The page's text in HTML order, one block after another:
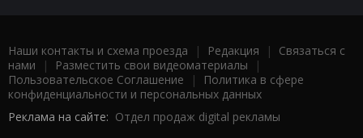
Наши контакты и схема проезда | Редакция | Связаться с
нами | Разместить свои видеоматериалы |
Пользовательское Соглашение |
Политика в сфере
конфиденциальности и персональных данных
Реклама на сайте: Отдел продаж digital рекламы